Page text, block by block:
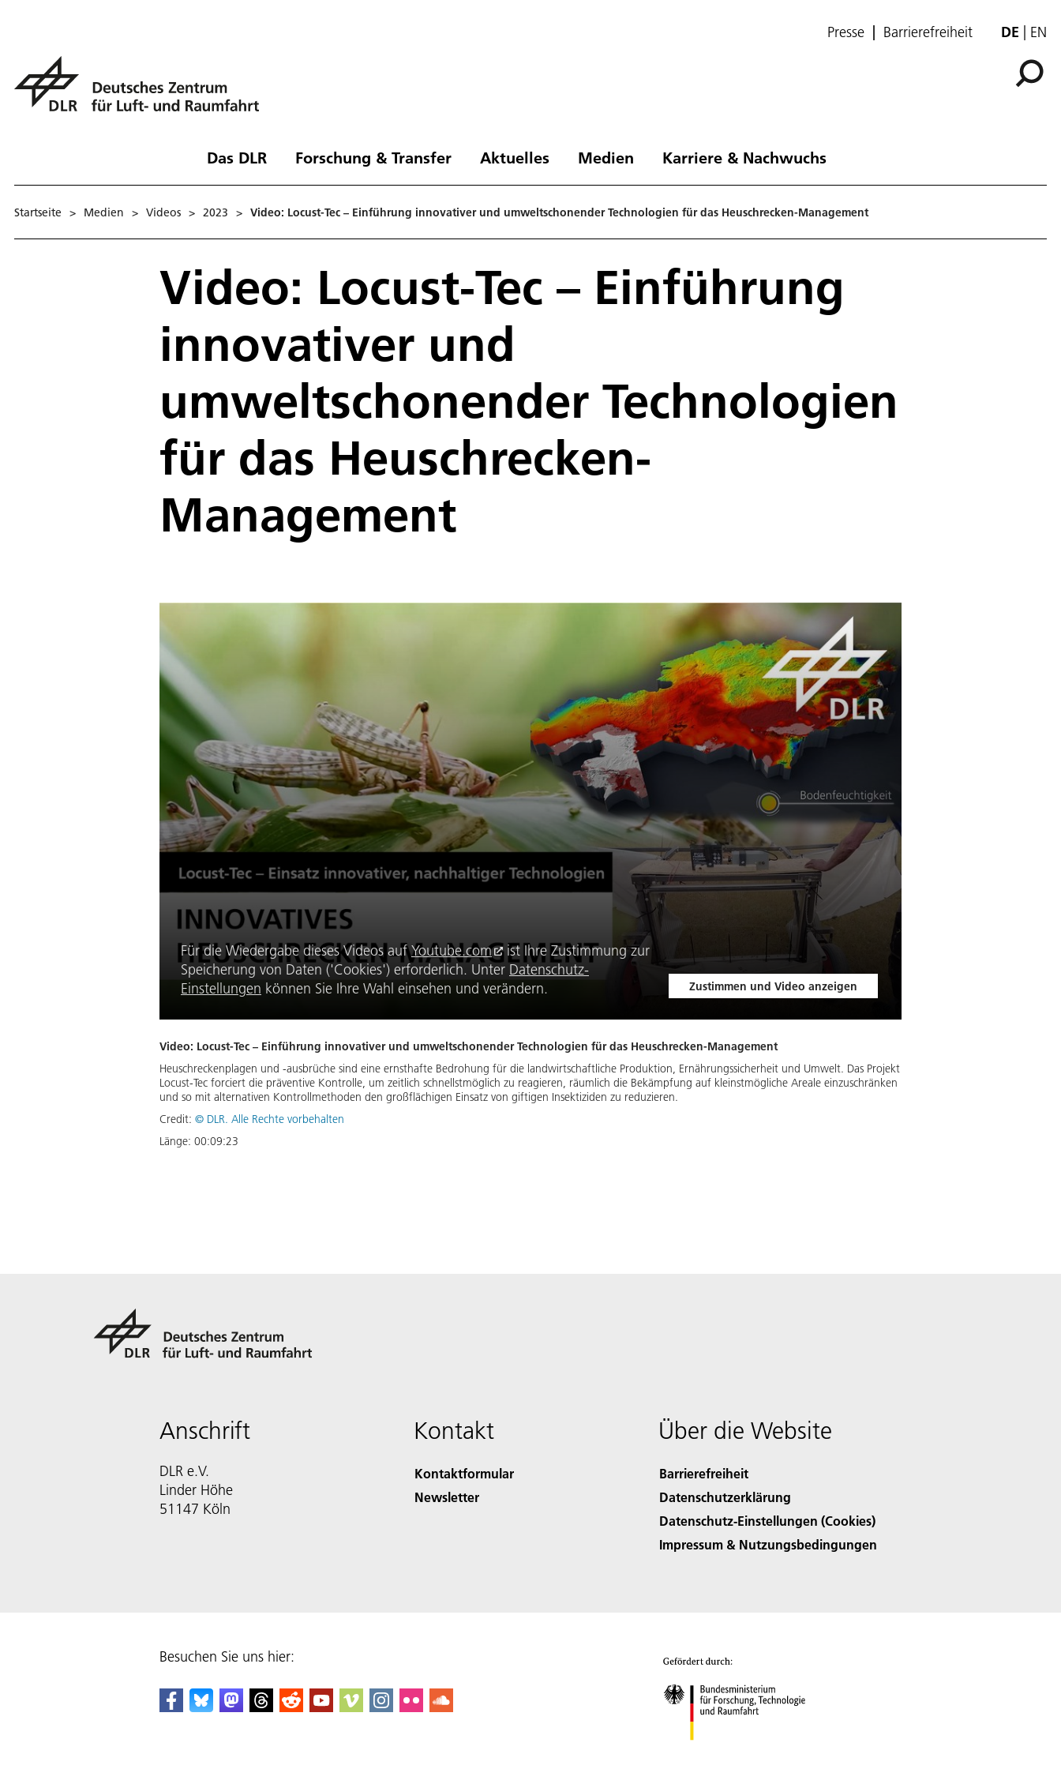
Presse Barrierefreiheit DE EN
Das DLR Forschung & Transfer Aktuelles Medien Karriere & Nachwuchs
Startseite > Medien > Videos > 2023 > Video: Locust-Tec – Einführung innovativer und umweltschonender Technologien für das Heuschrecken-Management
Video: Locust-Tec – Einführung
innovativer und
umweltschonender Technologien
für das Heuschrecken-
Management
Für die Wiedergabe dieses Videos aufYoutube.com
ist Ihre Zustimmung zur
Speicherung von Daten ('Cookies') erforderlich. Unter Datenschutz-
Einstellungen können Sie Ihre Wahl einsehen und verändern. Zustimmen und Video anzeigen
Video: Locust-Tec – Einführung innovativer und umweltschonender Technologien für das Heuschrecken-Management
Heuschreckenplagen und -ausbrüche sind eine ernsthafte Bedrohung für die landwirtschaftliche Produktion, Ernährungssicherheit und Umwelt. Das Projekt
Locust-Tec forciert die präventive Kontrolle, um zeitlich schnellstmöglich zu reagieren, räumlich die Bekämpfung auf kleinstmögliche Areale einzuschränken
und so mit alternativen Kontrollmethoden den großflächigen Einsatz von giftigen Insektiziden zu reduzieren.
Credit: © DLR. Alle Rechte vorbehalten
Länge: 00:09:23
Anschrift
DLR e.V.
Linder Höhe
51147 Köln
Kontakt
Kontaktformular
Newsletter
Über die Website
Barrierefreiheit
Datenschutzerklärung
Datenschutz-Einstellungen (Cookies)
Impressum & Nutzungsbedingungen
Besuchen Sie uns hier: